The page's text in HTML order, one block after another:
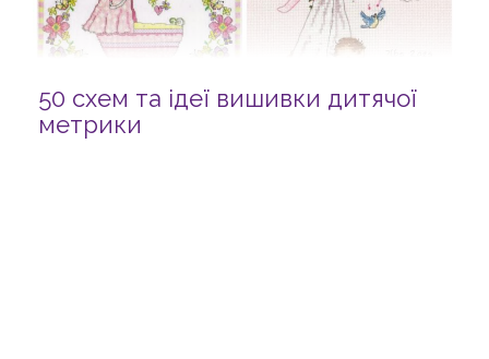
50 схем та ідеї вишивки дитячої
метрики